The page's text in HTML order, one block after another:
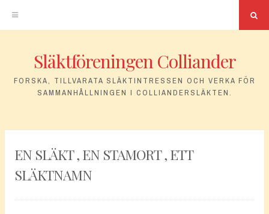
Släktföreningen Colliander
FORSKA, TILLVARATA SLÄKTINTRESSEN OCH VERKA FÖR
SAMMANHÅLLNINGEN I COLLIANDERSLÄKTEN.
EN SLÄKT , EN STAMORT , ETT
SLÄKTNAMN